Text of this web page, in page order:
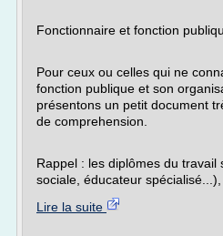
Fonctionnaire et fonction
Pour ceux ou celles qui ne
fonction publique et son
présentons un petit document
de comprehension.
Rappel : les diplômes du travail
sociale, éducateur spécialisé...),
Lire la suite